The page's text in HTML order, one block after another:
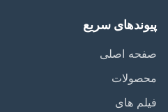
سریع
اصلی
های